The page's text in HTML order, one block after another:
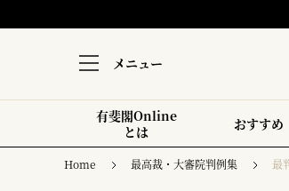
メニュー
有斐閣Online
とは
おすすめ
Home 最高裁・大審院判例集 最